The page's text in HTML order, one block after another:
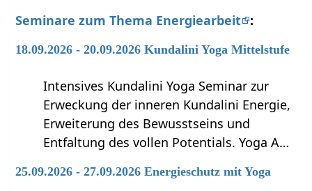
Seminare zum Thema Energiearbeit :
18.09.2026 - 20.09.2026 Kundalini Yoga Mittelstufe
Intensives Kundalini Yoga Seminar zur
Erweckung der inneren Kundalini Energie,
Erweiterung des Bewusstseins und
Entfaltung des vollen Potentials. Yoga A…
25.09.2026 - 27.09.2026 Energieschutz mit Yoga